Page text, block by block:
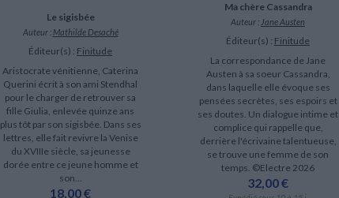
Le sigisbée
Auteur : Mathilde Desaché
Éditeur(s) : Finitude
Aristocrate vénitienne, Caterina
Querini écrit à son ami Stendhal
pour le charger de retrouver sa
fille Giulia, enlevée quinze ans
plus tôt par son sigisbée. Dans ses
lettres, elle fait revivre la Venise
du XVIIIe siècle, sa jeunesse
dorée entre ce jeune homme et
son...
18,00 €
Ma chère Cassandra
Auteur : Jane Austen
Éditeur(s) : Finitude
La correspondance de Jane
Austen à sa soeur Cassandra,
dans laquelle elle évoque ses
pensées secrètes, ses espoirs et
ses doutes. Un dialogue intime et
complice qui rappelle que,
derrière l'écrivaine talentueuse,
se trouve une femme de son
temps. ©Electre 2026
32,00 €